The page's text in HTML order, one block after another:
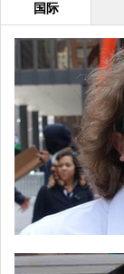
国际